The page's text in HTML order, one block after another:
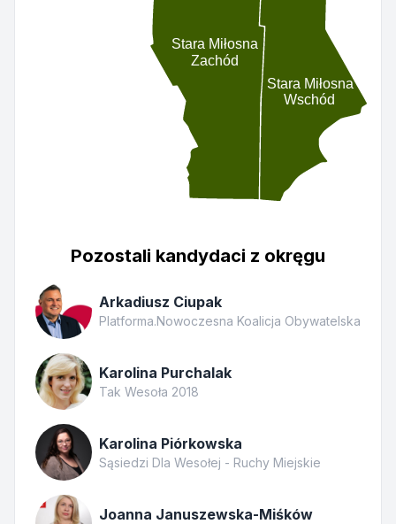
Stara Miłosna
Wschód
Stara Miłosna
Zachód
Pozostali kandydaci z okręgu
Arkadiusz Ciupak
Platforma.Nowoczesna Koalicja Obywatelska
Karolina Purchalak
Tak Wesoła 2018
Karolina Piórkowska
Sąsiedzi Dla Wesołej - Ruchy Miejskie
Joanna Januszewska-Miśków